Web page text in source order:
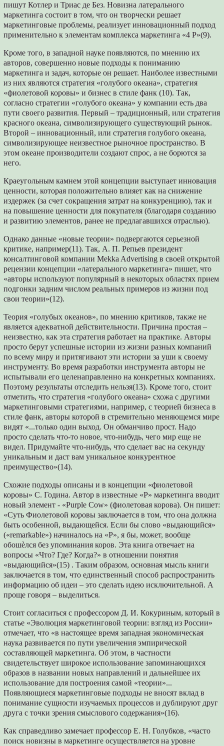
пишут Котлер и Триас де Без. Новизна латерального
маркетинга состоит в том, что он творчески решает
маркетинговые проблемы, реализует инновационный подход
применительно к элементам комплекса маркетинга «4 Р»(9).
Кроме того, в западной науке появляются, по мнению их
авторов, совершенно новые подходы к пониманию
маркетинга и задач, которые он решает. Наиболее известными
из них являются стратегия «голубого океана», стратегия
«фиолетовой коровы» и бизнес в стиле фанк (10). Так,
согласно стратегии «голубого океана» у компании есть два
пути своего развития. Первый – традиционный, или стратегия
красного океана, символизирующего существующий рынок.
Второй – инновационный, или стратегия голубого океана,
символизирующее неизвестное рыночное пространство. В
этом океане производители создают спрос, а не борются за
него.
Краеугольным камнем этой концепции выступает инновация
ценности, которая положительно влияет как на снижение
издержек (за счет сокращения затрат на конкуренцию), так и
на повышение ценности для покупателя (благодаря созданию
и развитию элементов, ранее не предлагавшихся отраслью).
Однако данные «новые теории» подвергаются серьезной
критике, например(11). Так, А. П. Репьев президент
консалтинговой компании Mekka Advertising в своей открытой
рецензии концепции «латерального маркетинга» пишет, что
«авторы используют популярный в некоторых областях прием
подгонки задним числом реальных примеров из жизни под
свои теории»(12).
Теория «голубых океанов», по мнению критиков, также не
является адекватной действительности. Причина простая –
неизвестно, как эта стратегия работает на практике. Авторы
просто берут успешные истории из жизни разных компаний
по всему миру и притягивают эти истории за уши к своему
инструменту. Во время разработки инструмента авторы не
испытывали его целенаправленно на конкретных компаниях.
Поэтому результаты отследить нельзя(13). Кроме того, стоит
отметить, что стратегия «голубого океана» схожа с другими
маркетинговыми стратегиями, например, с теорией бизнеса в
стиле фанк, авторы которой в стремительно меняющемся мире
видят «...только один выход. Он обманчиво прост. Надо
просто сделать что-то новое, что-нибудь, чего мир еще не
видел. Придумайте что-нибудь, что сделает вас на секунду
уникальным и даст вам уникальное конкурентное
преимущество»(14).
Схожие подходы описаны и в концепции «фиолетовой
коровы» С. Година. Автор в известные «P» маркетинга вводит
новый элемент - «Purple Cow» (фиолетовая корова). Он пишет:
«Суть Фиолетовой коровы заключается в том, что она должна
быть особенной, выдающейся. Если бы слово «выдающийся»
(«remarkable») начиналось на «P», я бы, может, вообще
обошѐлся без упоминания коров. Эта книга отвечает на
вопросы «Что? Где? Когда?» в отношении понятия
«выдающийся»(15) . Таким образом, основная мысль книги
заключается в том, что единственный способ распространить
информацию об идеи – это сделать идею исключительной. А
проще говоря – выделиться.
Стоит согласиться с профессором Д. И. Кокуриным, который в
статье «Эволюция маркетинговой теории: взгляд из России»
отмечает, что «в настоящее время западная экономическая
наука развивается по пути увеличения эмпирической
составляющей маркетинга. Об этом, в частности
свидетельствует широкое использование запоминающихся
образов в названии новых направлений и дальнейшее их
использование для построения самой «теории»...
Появляющиеся маркетинговые подходы не вносят вклад в
понимание сущности изучаемых процессов и дублируют друг
друга с точки зрения смыслового содержания»(16).
Как справедливо замечает профессор Е. Н. Голубков, «часто
поиск новизны в маркетинге осуществляется на уровне